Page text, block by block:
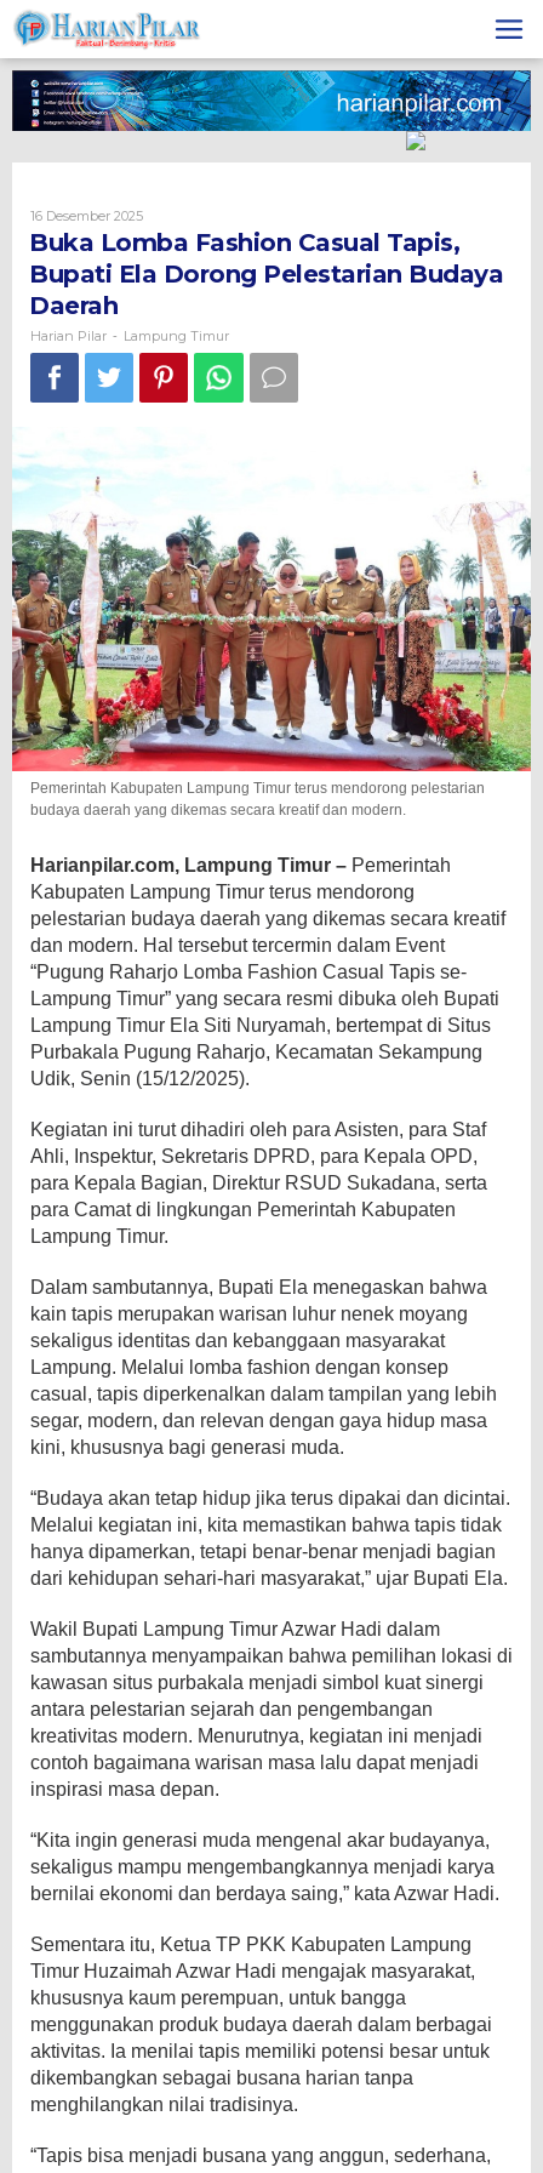
Skip
to
content
16 Desember 2025Oleh
Harian
Pilar
Buka Lomba Fashion Casual Tapis,
Bupati Ela Dorong Pelestarian Budaya
Daerah
Harian Pilar - Lampung Timur
Pemerintah Kabupaten Lampung Timur terus mendorong pelestarian
budaya daerah yang dikemas secara kreatif dan modern.
Harianpilar.com, Lampung Timur – Pemerintah
Kabupaten Lampung Timur terus mendorong
pelestarian budaya daerah yang dikemas secara kreatif
dan modern. Hal tersebut tercermin dalam Event
“Pugung Raharjo Lomba Fashion Casual Tapis se-
Lampung Timur” yang secara resmi dibuka oleh Bupati
Lampung Timur Ela Siti Nuryamah, bertempat di Situs
Purbakala Pugung Raharjo, Kecamatan Sekampung
Udik, Senin (15/12/2025).
Kegiatan ini turut dihadiri oleh para Asisten, para Staf
Ahli, Inspektur, Sekretaris DPRD, para Kepala OPD,
para Kepala Bagian, Direktur RSUD Sukadana, serta
para Camat di lingkungan Pemerintah Kabupaten
Lampung Timur.
Dalam sambutannya, Bupati Ela menegaskan bahwa
kain tapis merupakan warisan luhur nenek moyang
sekaligus identitas dan kebanggaan masyarakat
Lampung. Melalui lomba fashion dengan konsep
casual, tapis diperkenalkan dalam tampilan yang lebih
segar, modern, dan relevan dengan gaya hidup masa
kini, khususnya bagi generasi muda.
“Budaya akan tetap hidup jika terus dipakai dan dicintai.
Melalui kegiatan ini, kita memastikan bahwa tapis tidak
hanya dipamerkan, tetapi benar-benar menjadi bagian
dari kehidupan sehari-hari masyarakat,” ujar Bupati Ela.
Wakil Bupati Lampung Timur Azwar Hadi dalam
sambutannya menyampaikan bahwa pemilihan lokasi di
kawasan situs purbakala menjadi simbol kuat sinergi
antara pelestarian sejarah dan pengembangan
kreativitas modern. Menurutnya, kegiatan ini menjadi
contoh bagaimana warisan masa lalu dapat menjadi
inspirasi masa depan.
“Kita ingin generasi muda mengenal akar budayanya,
sekaligus mampu mengembangkannya menjadi karya
bernilai ekonomi dan berdaya saing,” kata Azwar Hadi.
Sementara itu, Ketua TP PKK Kabupaten Lampung
Timur Huzaimah Azwar Hadi mengajak masyarakat,
khususnya kaum perempuan, untuk bangga
menggunakan produk budaya daerah dalam berbagai
aktivitas. Ia menilai tapis memiliki potensi besar untuk
dikembangkan sebagai busana harian tanpa
menghilangkan nilai tradisinya.
“Tapis bisa menjadi busana yang anggun, sederhana,